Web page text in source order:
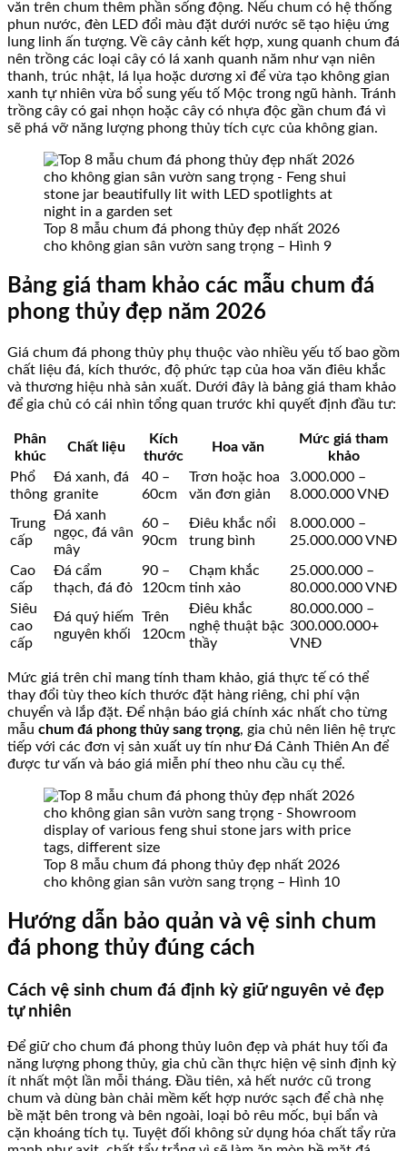
văn trên chum thêm phần sống động. Nếu chum có hệ thống
phun nước, đèn LED đổi màu đặt dưới nước sẽ tạo hiệu ứng
lung linh ấn tượng. Về cây cảnh kết hợp, xung quanh chum đá
nên trồng các loại cây có lá xanh quanh năm như vạn niên
thanh, trúc nhật, lá lụa hoặc dương xỉ để vừa tạo không gian
xanh tự nhiên vừa bổ sung yếu tố Mộc trong ngũ hành. Tránh
trồng cây có gai nhọn hoặc cây có nhựa độc gần chum đá vì
sẽ phá vỡ năng lượng phong thủy tích cực của không gian.
Top 8 mẫu chum đá phong thủy đẹp nhất 2026
cho không gian sân vườn sang trọng – Hình 9
Bảng giá tham khảo các mẫu chum đá
phong thủy đẹp năm 2026
Giá chum đá phong thủy phụ thuộc vào nhiều yếu tố bao gồm
chất liệu đá, kích thước, độ phức tạp của hoa văn điêu khắc
và thương hiệu nhà sản xuất. Dưới đây là bảng giá tham khảo
để gia chủ có cái nhìn tổng quan trước khi quyết định đầu tư:
Phân
khúc
Chất liệu
Kích
thước
Hoa văn
Mức giá tham
khảo
Phổ
thông
Đá xanh, đá
granite
40 –
60cm
Trơn hoặc hoa
văn đơn giản
3.000.000 –
8.000.000 VNĐ
Trung
cấp
Đá xanh
ngọc, đá vân
mây
60 –
90cm
Điêu khắc nổi
trung bình
8.000.000 –
25.000.000 VNĐ
Cao
cấp
Đá cẩm
thạch, đá đỏ
90 –
120cm
Chạm khắc
tinh xảo
25.000.000 –
80.000.000 VNĐ
Siêu
cao
cấp
Đá quý hiếm
nguyên khối
Trên
120cm
Điêu khắc
nghệ thuật bậc
thầy
80.000.000 –
300.000.000+
VNĐ
Mức giá trên chỉ mang tính tham khảo, giá thực tế có thể
thay đổi tùy theo kích thước đặt hàng riêng, chi phí vận
chuyển và lắp đặt. Để nhận báo giá chính xác nhất cho từng
mẫu chum đá phong thủy sang trọng, gia chủ nên liên hệ trực
tiếp với các đơn vị sản xuất uy tín như Đá Cảnh Thiên An để
được tư vấn và báo giá miễn phí theo nhu cầu cụ thể.
Top 8 mẫu chum đá phong thủy đẹp nhất 2026
cho không gian sân vườn sang trọng – Hình 10
Hướng dẫn bảo quản và vệ sinh chum
đá phong thủy đúng cách
Cách vệ sinh chum đá định kỳ giữ nguyên vẻ đẹp
tự nhiên
Để giữ cho chum đá phong thủy luôn đẹp và phát huy tối đa
năng lượng phong thủy, gia chủ cần thực hiện vệ sinh định kỳ
ít nhất một lần mỗi tháng. Đầu tiên, xả hết nước cũ trong
chum và dùng bàn chải mềm kết hợp nước sạch để chà nhẹ
bề mặt bên trong và bên ngoài, loại bỏ rêu mốc, bụi bẩn và
cặn khoáng tích tụ. Tuyệt đối không sử dụng hóa chất tẩy rửa